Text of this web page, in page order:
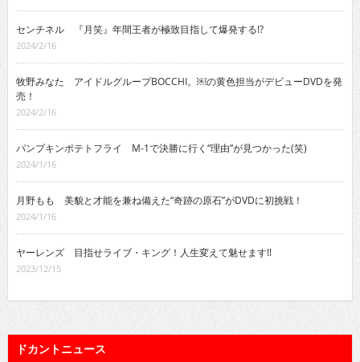
2024/2/16
売！
2024/2/16
2024/1/16
2024/1/16
2023/12/15
ドカントニュース